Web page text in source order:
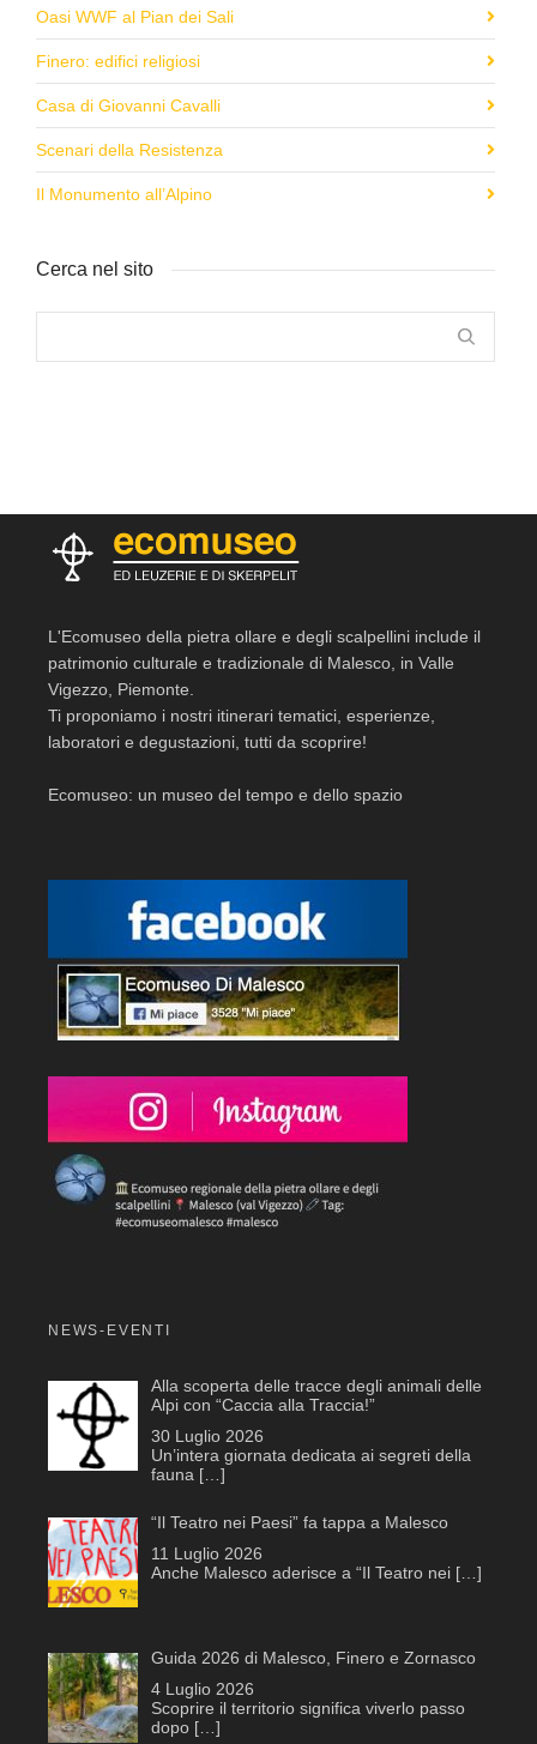
Oasi WWF al Pian dei Sali
Finero: edifici religiosi
Casa di Giovanni Cavalli
Scenari della Resistenza
Il Monumento all’Alpino
Cerca nel sito
L'Ecomuseo della pietra ollare e degli scalpellini include il
patrimonio culturale e tradizionale di Malesco, in Valle
Vigezzo, Piemonte.
Ti proponiamo i nostri itinerari tematici, esperienze,
laboratori e degustazioni, tutti da scoprire!
Ecomuseo: un museo del tempo e dello spazio
NEWS-EVENTI
Alla scoperta delle tracce degli animali delle
Alpi con “Caccia alla Traccia!”
30 Luglio 2026
Un’intera giornata dedicata ai segreti della
fauna […]
“Il Teatro nei Paesi” fa tappa a Malesco
11 Luglio 2026
Anche Malesco aderisce a “Il Teatro nei […]
Guida 2026 di Malesco, Finero e Zornasco
4 Luglio 2026
Scoprire il territorio significa viverlo passo
dopo […]